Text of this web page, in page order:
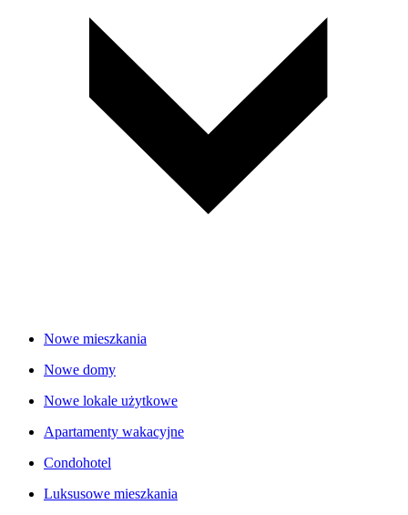
Nowe mieszkania
Nowe domy
Nowe lokale użytkowe
Apartamenty wakacyjne
Condohotel
Luksusowe mieszkania